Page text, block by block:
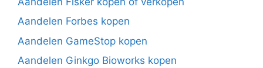
Aandelen Forbes kopen
Aandelen GameStop kopen
Aandelen Ginkgo Bioworks kopen